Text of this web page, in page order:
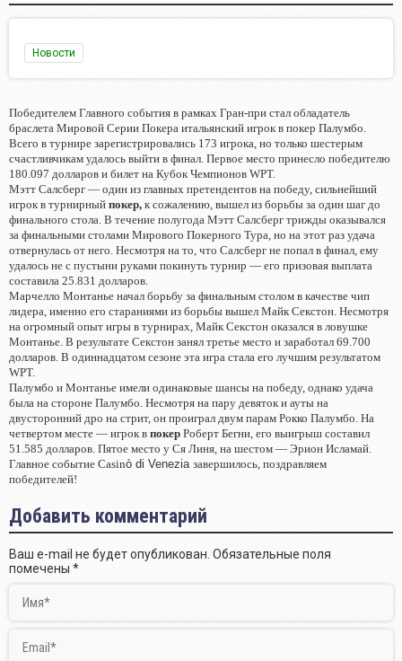
Новости
Победителем Главного события в рамках Гран-при стал обладатель
браслета Мировой Серии Покера итальянский игрок в покер Палумбо.
Всего в турнире зарегистрировались 173 игрока, но только шестерым
счастливчикам удалось выйти в финал. Первое место принесло победителю
180.097 долларов и билет на Кубок Чемпионов WPT.
Мэтт Салсберг — один из главных претендентов на победу, сильнейший
игрок в турнирный покер, к сожалению, вышел из борьбы за один шаг до
финального стола. В течение полугода Мэтт Салсберг трижды оказывался
за финальными столами Мирового Покерного Тура, но на этот раз удача
отвернулась от него. Несмотря на то, что Салсберг не попал в финал, ему
удалось не с пустыни руками покинуть турнир — его призовая выплата
составила 25.831 долларов.
Марчелло Монтанье начал борьбу за финальным столом в качестве чип
лидера, именно его стараниями из борьбы вышел Майк Секстон. Несмотря
на огромный опыт игры в турнирах, Майк Секстон оказался в ловушке
Монтанье. В результате Секстон занял третье место и заработал 69.700
долларов. В одиннадцатом сезоне эта игра стала его лучшим результатом
WPT.
Палумбо и Монтанье имели одинаковые шансы на победу, однако удача
была на стороне Палумбо. Несмотря на пару девяток и ауты на
двусторонний дро на стрит, он проиграл двум парам Рокко Палумбо. На
четвертом месте — игрок в покер Роберт Бегни, его выигрыш составил
51.585 долларов. Пятое место у Ся Линя, на шестом — Эрион Исламай.
Главное событие Casinò di Venezia завершилось, поздравляем
победителей!
Добавить комментарий
Ваш e-mail не будет опубликован. Обязательные поля
помечены *